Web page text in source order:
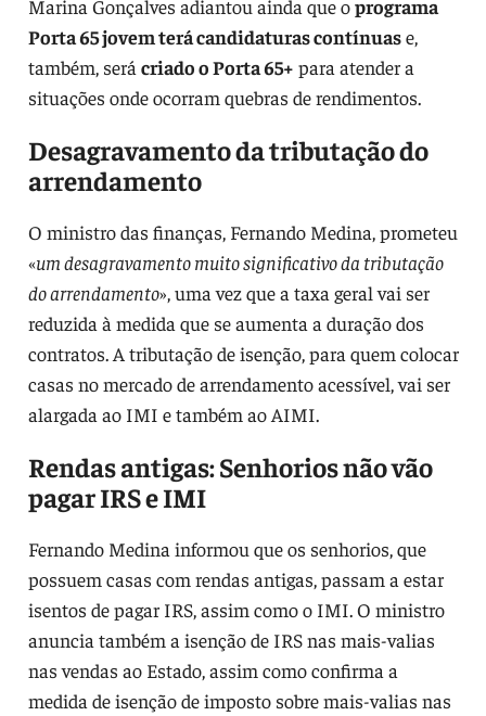
Marina Gonçalves adiantou ainda que oprograma
Porta 65 jovem terá candidaturas contínuase,
também, será criado o Porta 65+ para atender a
situações onde ocorram quebras de rendimentos.
Desagravamento da tributação do
arrendamento
O ministro das finanças, Fernando Medina, prometeu
«um desagravamento muito significativo da tributação
do arrendamento», uma vez que a taxa geral vai ser
reduzida à medida que se aumenta a duração dos
contratos. A tributação de isenção, para quem colocar
casas no mercado de arrendamento acessível, vai ser
alargada ao IMI e também ao AIMI.
Rendas antigas: Senhorios não vão
pagar IRS e IMI
Fernando Medina informou que os senhorios, que
possuem casas com rendas antigas, passam a estar
isentos de pagar IRS, assim como o IMI. O ministro
anuncia também a isenção de IRS nas mais-valias
nas vendas ao Estado, assim como confirma a
medida de isenção de imposto sobre mais-valias nas